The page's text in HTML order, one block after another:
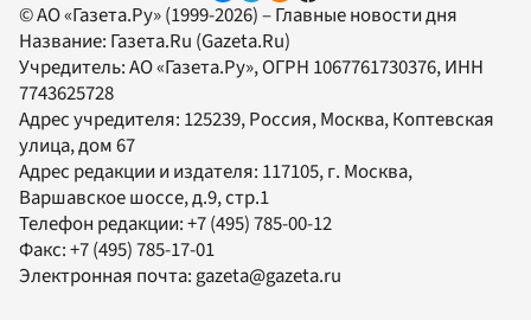
© АО «Газета.Ру» (1999-2026) – Главные новости дня
Название: Газета.Ru (Gazeta.Ru)
Учредитель:АО «Газета.Ру», ОГРН 1067761730376, ИНН
7743625728
Адрес учредителя: 125239, Россия, Москва, Коптевская
улица, дом 67
Адрес редакции и издателя: 117105, г. Москва,
Варшавское шоссе, д.9, стр.1
Телефон редакции:+7 (495) 785-00-12
Факс:+7 (495) 785-17-01
Электронная почта:gazeta@gazeta.ru